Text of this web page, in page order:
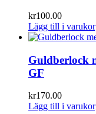
kr100.00
Lägg till i
Guldberlock
GF
kr170.00
Lägg till i